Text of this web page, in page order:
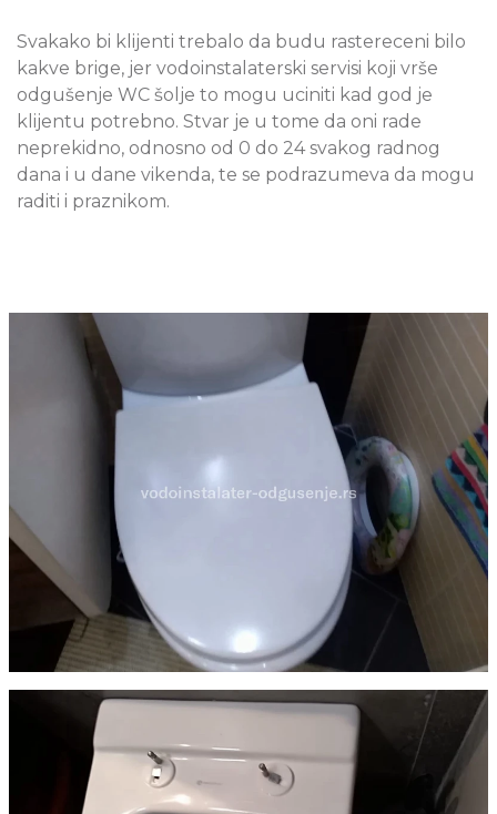
Svakako bi klijenti trebalo da budu rastereceni bilo
kakve brige, jer vodoinstalaterski servisi koji vrše
odgušenje WC šolje to mogu uciniti kad god je
klijentu potrebno. Stvar je u tome da oni rade
neprekidno, odnosno od 0 do 24 svakog radnog
dana i u dane vikenda, te se podrazumeva da mogu
raditi i praznikom.